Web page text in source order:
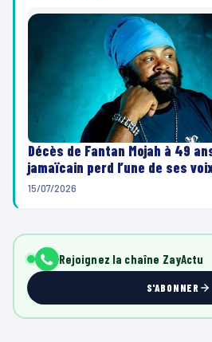
Décès de Fantan Mojah à 49
jamaïcain perd l’une de ses
15/07/2026
Rejoignez la chaîne ZayActu
S'ABONNER